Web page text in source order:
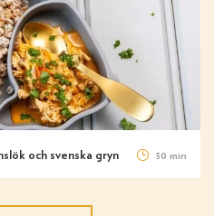
och svenska gryn 30 min